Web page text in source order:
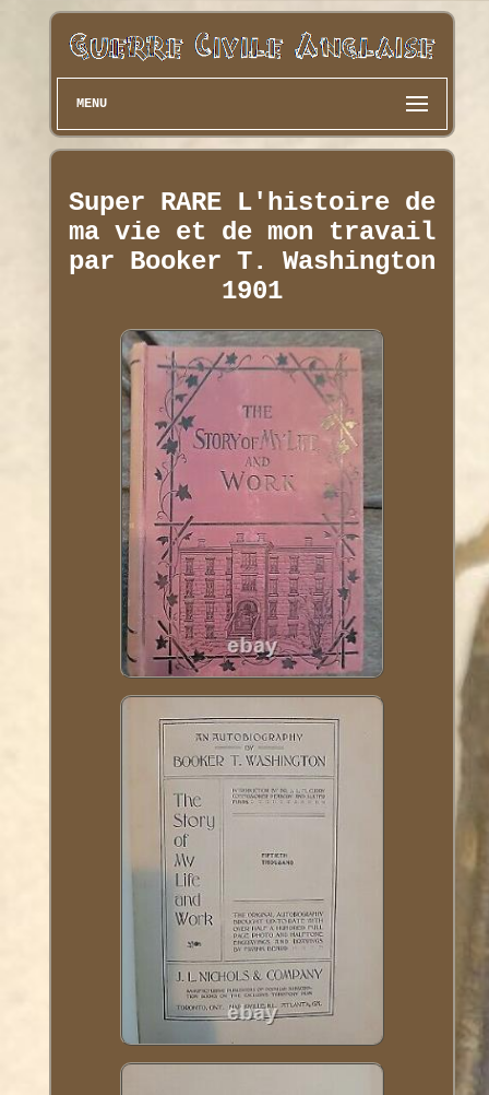
MENU
Super RARE L'histoire de
ma vie et de mon travail
par Booker T. Washington
1901